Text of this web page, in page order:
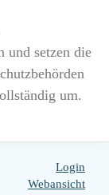
und setzen die
um.
Login
Webansicht